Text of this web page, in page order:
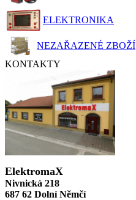
ELEKTRONIKA
NEZAŘAZENÉ ZBOŽÍ
KONTAKTY
ElektromaX
Nivnická 218
687 62 Dolní Němčí